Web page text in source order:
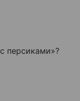
персиками»?